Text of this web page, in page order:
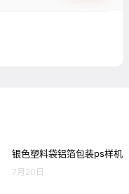
银色塑料袋铝箔包装ps样机
7月20日